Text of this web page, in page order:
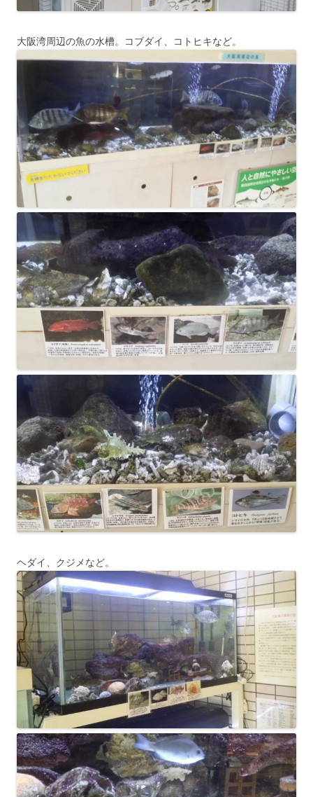
大阪湾周辺の魚の水槽。コブダイ、コトヒキなど。
ヘダイ、クジメなど。